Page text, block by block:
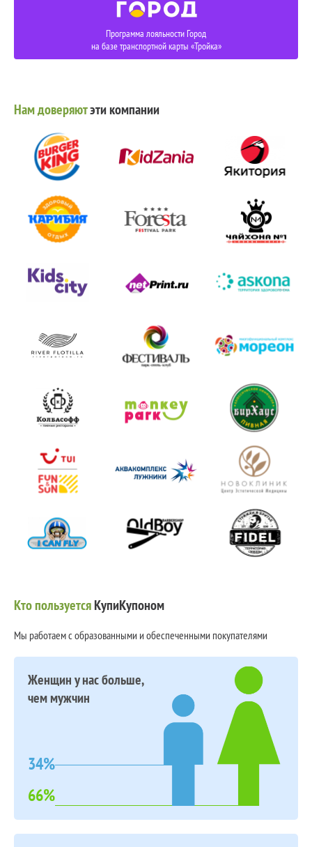
Программа лояльности Город
на базе транспортной карты «Тройка»
Нам доверяютэти компании
Кто пользуетсяКупиКупоном
Мы работаем с образованными и обеспеченными покупателями
Женщин у нас больше,
чем мужчин
34%
66%